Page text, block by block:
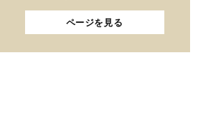
ページを見る